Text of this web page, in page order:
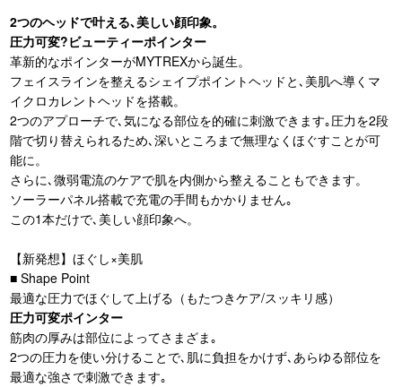
2つのヘッドで叶える､美しい顔印象。
圧力可変?ビューティーポインター
革新的なポインターがMYTREXから誕生。
フェイスラインを整えるシェイプポイントヘッドと､美肌へ導くマ
イクロカレントヘッドを搭載。
2つのアプローチで､気になる部位を的確に刺激できます｡圧力を2段
階で切り替えられるため､深いところまで無理なくほぐすことが可
能に。
さらに､微弱電流のケアで肌を内側から整えることもできます。
ソーラーパネル搭載で充電の手間もかかりません｡
この1本だけで､美しい顔印象へ。
【新発想】ほぐし×美肌
■ Shape Point
最適な圧力でほぐして上げる（もたつきケア/スッキリ感）
圧力可変ポインター
筋肉の厚みは部位によってさまざま｡
2つの圧力を使い分けることで､肌に負担をかけず､あらゆる部位を
最適な強さで刺激できます｡